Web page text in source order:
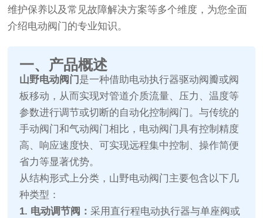
维护保养以及常见故障解决方案等多个维度，为您全面
介绍电动阀门的专业知识。
一、产品概述
山野电动阀门 是一种借助电动执行器驱动阀瓣或阀
板移动，从而实现对管道介质流量、压力、温度等
参数进行调节或切断的自动化控制阀门。与传统的
手动阀门和气动阀门相比，电动阀门具有控制精度
高、响应速度快、可实现远程集中控制、操作简便
省力等显著优势。
从结构形式上分类，山野电动阀门主要包含以下几
种类型：
1. 电动调节阀： 采用直行程电动执行器与单座阀或